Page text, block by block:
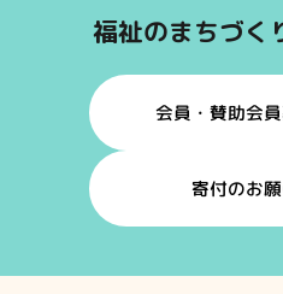
福祉のまちづく
会員・賛助会
寄付のお